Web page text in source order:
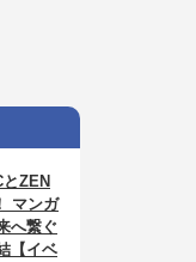
ZEN
マンガ
へ繋ぐ
【イベ